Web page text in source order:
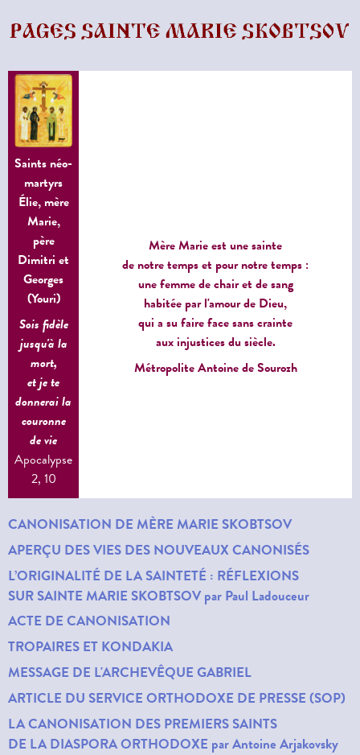
Saints néo-
martyrs
Élie, mère
Marie,
père
Dimitri et
Georges
(Youri)
Sois fidèle
jusqu'à la
mort,
et je te
donnerai la
couronne
de vie
Apocalypse
2, 10
Mère Marie est une sainte
de notre tempset pour notre temps :
une femme de chairet de sang
habitée par l'amour de Dieu,
qui a su faire facesans crainte
aux injusticesdu siècle.
Métropolite Antoinede Sourozh
CANONISATION DE MÈRE MARIE SKOBTSOV
APERÇU DES VIES DES NOUVEAUX CANONISÉS
L’ORIGINALITÉ DE LA SAINTETÉ : RÉFLEXIONS
SUR SAINTE MARIE SKOBTSOV par Paul Ladouceur
ACTE DE CANONISATION
TROPAIRES ET KONDAKIA
MESSAGE DE L'ARCHEVÊQUE GABRIEL
ARTICLE DU SERVICE ORTHODOXE DE PRESSE (SOP)
LA CANONISATION DES PREMIERS SAINTS
DE LA DIASPORA ORTHODOXE par Antoine Arjakovsky